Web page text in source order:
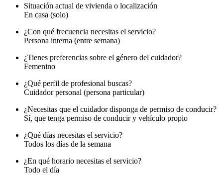
Situación actual de vivienda o localización
En casa (solo)
¿Con qué frecuencia necesitas el servicio?
Persona interna (entre semana)
¿Tienes preferencias sobre el género del cuidador?
Femenino
¿Qué perfil de profesional buscas?
Cuidador personal (persona particular)
¿Necesitas que el cuidador disponga de permiso de conducir?
Sí, que tenga permiso de conducir y vehículo propio
¿Qué días necesitas el servicio?
Todos los días de la semana
¿En qué horario necesitas el servicio?
Todo el día